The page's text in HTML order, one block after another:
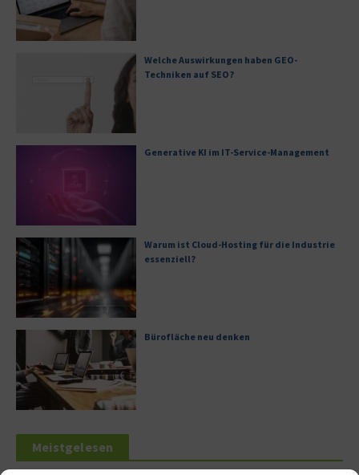
Welche Auswirkungen haben GEO-
Techniken auf SEO?
Generative KI im IT-Service-Management
Warum ist Cloud-Hosting für die Industrie
essenziell?
Bürofläche neu denken
Meistgelesen